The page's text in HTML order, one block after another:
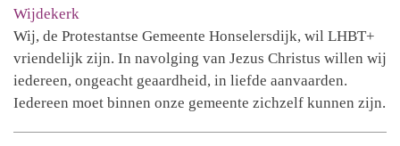
Wijdekerk
Wij, de Protestantse Gemeente Honselersdijk, wil LHBT+
vriendelijk zijn. In navolging van Jezus Christus willen wij
iedereen, ongeacht geaardheid, in liefde aanvaarden.
Iedereen moet binnen onze gemeente zichzelf kunnen zijn.